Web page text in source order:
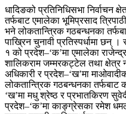
धादिङको प्रतिनिधिसभा निर्वाचन
तर्फबाट एमालेका भूमिप्रसाद
भने लोकतान्त्रिक गठबन्धनका
पाख्रिन चुनावी प्रतिस्पर्धामा छन्
१ को प्रदेश–‘क’मा एमालेका
शालिकराम जम्मरकट्टेल तथा क्षेत्र
अधिकारी र प्रदेश–‘ख’मा
लोकतान्त्रिक गठबन्धनका तर्फबाट
‘ख’मा मधु श्रेष्ठ र प्रभातकिरण
प्रदेश–‘क’मा काङ्ग्रेसका रमेश